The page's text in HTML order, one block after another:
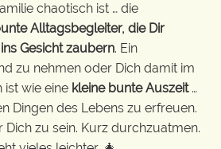
chaotisch ist … die
Alltagsbegleiter, die Dir
Gesicht zaubern. Ein
zu nehmen oder Dich damit im
ist wie eine kleine bunte Auszeit…
Dingen des Lebens zu erfreuen.
Dich zu sein. Kurz durchzuatmen.